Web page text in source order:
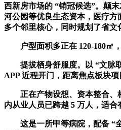
西新房市场的 “销冠候选”。颠
河公园等优良生态资本，医疗方
多个邻里核心，同时规划了省文
户型面积多正在 120-180㎡，
提拔栖身舒服度。以 “文脉取
APP 近程开门，距离焦点板块
正在产物设想、资本整合、栖
内从业人员已跨越 5 万人，适
这是一所甲等病院，配备 “全